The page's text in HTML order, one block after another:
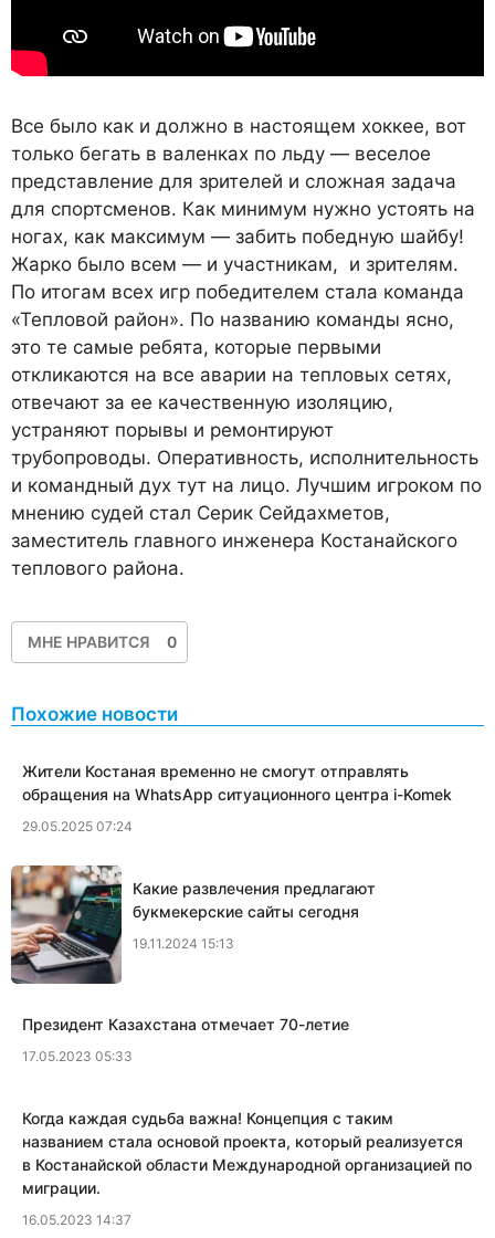
Все было как и должно в настоящем хоккее, вот
только бегать в валенках по льду — веселое
представление для зрителей и сложная задача
для спортсменов. Как минимум нужно устоять на
ногах, как максимум — забить победную шайбу!
Жарко было всем — и участникам, и зрителям.
По итогам всех игр победителем стала команда
«Тепловой район». По названию команды ясно,
это те самые ребята, которые первыми
откликаются на все аварии на тепловых сетях,
отвечают за ее качественную изоляцию,
устраняют порывы и ремонтируют
трубопроводы. Оперативность, исполнительность
и командный дух тут на лицо. Лучшим игроком по
мнению судей стал Серик Сейдахметов,
заместитель главного инженера Костанайского
теплового района.
МНЕ НРАВИТСЯ 0
Похожие новости
Жители Костаная временно не смогут отправлять
обращения на WhatsApp ситуационного центра i-Komek
29.05.2025 07:24
Какие развлечения предлагают
букмекерские сайты сегодня
19.11.2024 15:13
Президент Казахстана отмечает 70-летие
17.05.2023 05:33
Когда каждая судьба важна! Концепция с таким
названием стала основой проекта, который реализуется
в Костанайской области Международной организацией по
миграции.
16.05.2023 14:37